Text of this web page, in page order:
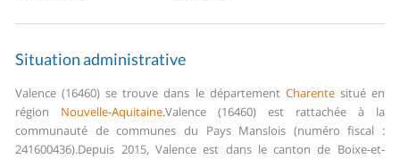
Situation administrative
Valence (16460) se trouve dans le département Charentesitué en
région Nouvelle-Aquitaine.Valence (16460) est rattachée à la
communauté de communes du Pays Manslois (numéro fiscal :
241600436).Depuis 2015, Valence est dans le canton de Boixe-et-